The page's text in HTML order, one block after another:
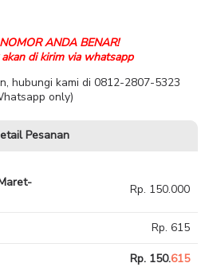
ANDA BENAR!
di kirim via whatsapp
hubungi kami di 0812-2807-5323
only)
Pesanan
Rp. 150.000
Rp. 615
Rp. 150.615